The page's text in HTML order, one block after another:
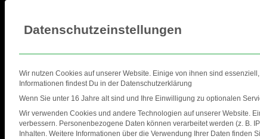
HOME EVENTS FOTOS
Datenschutzeinstellungen
Wir nutzen Cookies auf unserer Website. Einige von ihnen sind
Informationen findest Du in der Datenschutzerklärung
Wenn Sie unter 16 Jahre alt sind und Ihre Einwilligung zu optionalen
Wir verwenden Cookies und andere Technologien auf unserer Website.
verbessern. Personenbezogene Daten können verarbeitet werden (z. B.
Inhalten. Weitere Informationen über die Verwendung Ihrer Daten finden